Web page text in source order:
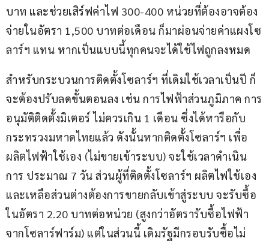
บาท และช่วยเสิร์ฟค่าไฟ 300-400 หน่วยที่ต้องอาจต้อง
จ่ายในอัตรา 1,500 บาทต่อเดือน ก็มาผ่อนจ่ายค่าแผงโซ
ลาร์ฯ แทน หากเป็นแบบนี้ทุกคนจะได้ใช้ไฟถูกลงหมด
สำหรับกระบวนการติดตั้งโซลาร์ฯ ที่เดิมใช้เวลาเป็นปี ก็
จะต้องปรับลดขั้นตอนลง เช่น การไฟฟ้าส่วนภูมิภาค การ
อนุมัติติดตั้งมิเตอร์ ไม่ควรเกิน 1 เดือน ซึ่งได้หารือกับ
กระทรวงมหาดไทยแล้ว ดังนั้นหากติดตั้งโซลาร์ฯ เพื่อ
ผลิตไฟฟ้าใช้เอง (ไม่ขายเข้าระบบ) จะใช้เวลาดำเนิน
การ ประมาณ 7 วัน ส่วนผู้ที่ติดตั้งโซลาร์ฯ ผลิตไฟใช้เอง
และเหลือส่วนต่างต้องการขายกลับเข้าสู่ระบบ จะรับซื้อ
ในอัตรา 2.20 บาทต่อหน่วย (สูงกว่าอัตรารับซื้อไฟฟ้า
จากโซลาร์ฟาร์ม) แต่ในส่วนนี้ เดิมรัฐมีกรอบรับซื้อไม่